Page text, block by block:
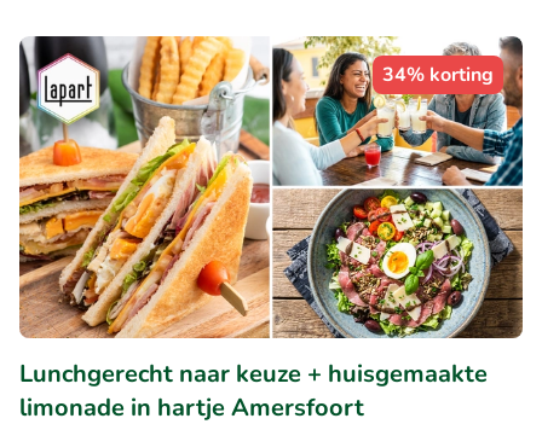
34% korting
Lunchgerecht naar keuze + huisgemaakte
limonade in hartje Amersfoort